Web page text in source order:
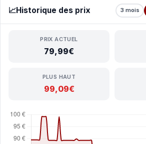
📈Historique des prix 3 mois
PRIX ACTUEL
79,99€
PLUS HAUT
99,09€